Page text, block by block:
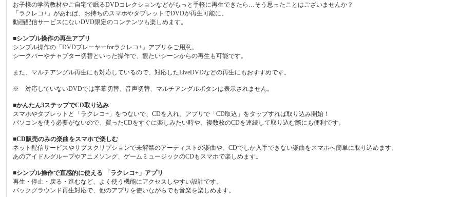
お子様の学習教材やご自宅で眠るDVDコレクションなどがもっと手軽に再生できたら…そう思ったことはございませんか？
「ラクレコ+」があれば、お持ちのスマホやタブレットでDVDが再生可能に。
動画配信サービスにないDVD限定のコンテンツも楽しめます。
■シンプル操作の再生アプリ
シンプル操作の「DVDプレーヤーforラクレコ+」アプリをご用意。
シークバーやチャプター切替といった操作で、観たいシーンからの再生も可能です。
また、マルチアングル再生にも対応しているので、対応したLiveDVDなどの再生にもおすすめです。
※ 対応していないDVDでは字幕切替、音声切替、マルチアングルボタンは表示されません。
■かんたん3ステップでCD取り込み
スマホやタブレットと「ラクレコ+」をつないで、CDを入れ、アプリで「CD取込」をタップすれば取り込み開始！
パソコンを使う必要がないので、買ったCDをすぐに楽しみたい時や、複数枚のCDを連続して取り込む際にも便利です。
■CD販売のみの楽曲をスマホで楽しむ
ネット配信サービスやサブスクリプションで未解禁のアーティストの楽曲や、CDでしか入手できない楽曲をスマホへ簡単に取り込めます。
あのアイドルグループやアニメソング、ゲームミュージックのCDもスマホで楽しめます。
■シンプル操作で直感的に使える 「ラクレコ+」アプリ
再生・停止・戻る・進むなど、よく使う機能にアクセスしやすい設計です。
バックグラウンド再生対応で、他のアプリを使いながらでも音楽を楽しめます。